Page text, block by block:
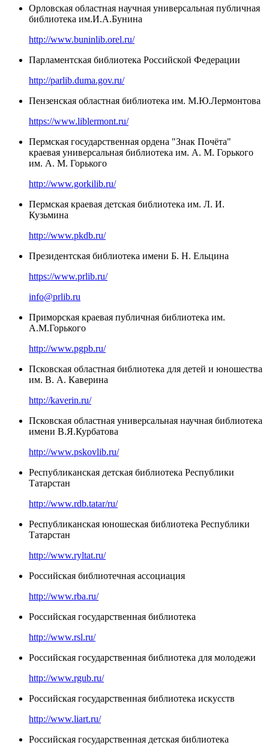
Орловская областная научная универсальная публичная
библиотека им.И.А.Бунина
http://www.buninlib.orel.ru/
Парламентская библиотека Российской Федерации
http://parlib.duma.gov.ru/
Пензенская областная библиотека им. М.Ю.Лермонтова
https://www.liblermont.ru/
Пермская государственная ордена "Знак Почёта"
краевая универсальная библиотека им. А. М. Горького
им. А. М. Горького
http://www.gorkilib.ru/
Пермская краевая детская библиотека им. Л. И.
Кузьмина
http://www.pkdb.ru/
Президентская библиотека имени Б. Н. Ельцина
https://www.prlib.ru/
info@prlib.ru
Приморская краевая публичная библиотека им.
А.М.Горького
http://www.pgpb.ru/
Псковская областная библиотека для детей и юношества
им. В. А. Каверина
http://kaverin.ru/
Псковская областная универсальная научная библиотека
имени В.Я.Курбатова
http://www.pskovlib.ru/
Республиканская детская библиотека Республики
Татарстан
http://www.rdb.tatar/ru/
Республиканская юношеская библиотека Республики
Татарстан
http://www.ryltat.ru/
Российская библиотечная ассоциация
http://www.rba.ru/
Российская государственная библиотека
http://www.rsl.ru/
Российская государственная библиотека для молодежи
http://www.rgub.ru/
Российская государственная библиотека искусств
http://www.liart.ru/
Российская государственная детская библиотека